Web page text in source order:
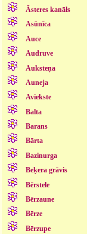
Āsteres kanāls
Asūnīca
Auce
Audruve
Auksteņa
Auneja
Aviekste
Balta
Barans
Bārta
Bazinurga
Beķera grāvis
Bērstele
Bērzaune
Bērze
Bērzupe